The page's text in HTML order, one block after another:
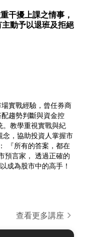
干擾上課之情事，
動予以退班及拒絕
實戰經驗，曾任券商
趨勢判斷與資金控
。教學重視實戰與紀
念，協助投資人掌握市
『所有的答案，都在
預言家， 透過正確的
成為股市中的高手！
查看更多講座